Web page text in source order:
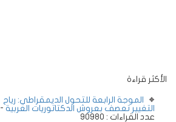
الأكثر قراءة
الموجة الرابعة للتحول الديمقراطي: رياح
التغيير تعصف بعروش الدكتاتوريات العربية -
عدد القراءات : 90980